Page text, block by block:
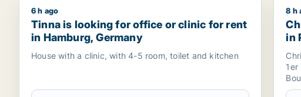
Tinna is looking for office or clinic for rent in Hamburg,
6 h ago
Tinna is looking for office or clinic for rent
in Hamburg, Germany
House with a clinic, with 4-5 room, toilet and kitchen
8 h
in
1er